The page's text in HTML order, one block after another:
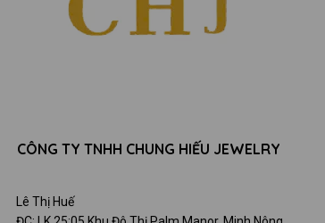
CÔNG TY TNHH CHUNG HIẾU JEWELRY
Lê Thị Huế